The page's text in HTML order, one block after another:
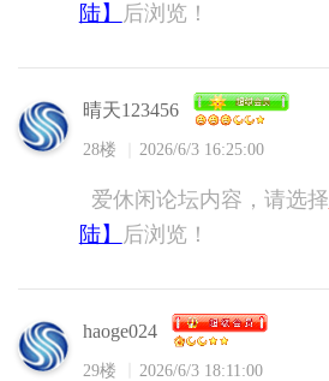
陆】
后浏览！
晴天123456
28楼 2026/6/3 16:25:00
爱休闲论坛内容，请选择
陆】
后浏览！
haoge024
29楼 2026/6/3 18:11:00